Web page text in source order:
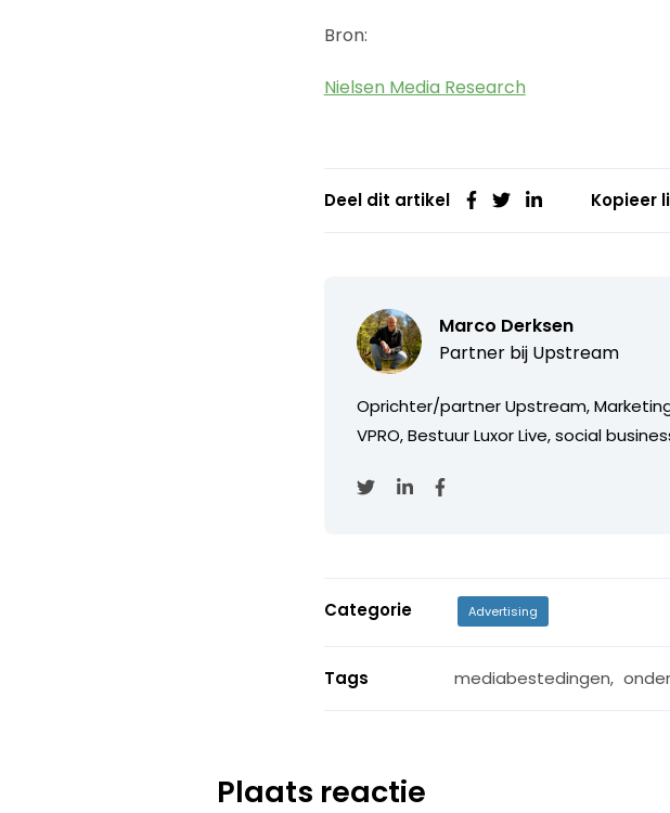
Bron:
Nielsen Media Research
Deel dit artikel Kopieer
Marco Derksen
Partner bij Upstream
Oprichter/partner Upstream,
VPRO, Bestuur Luxor Live, social
Categorie Advertising
Tags mediabestedingen,
Plaats reactie